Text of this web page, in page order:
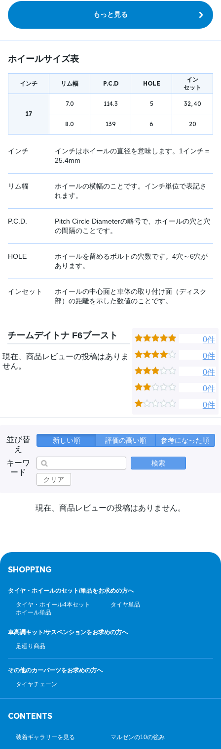
もっと見る
ホイールサイズ表
インチ リム幅 P.C.D HOLE
イン
セット
17
7.0 114.3 5 32, 40
8.0 139 6 20
インチ
インチはホイールの直径を意味します。1インチ＝
25.4mm
リム幅
ホイールの横幅のことです。インチ単位で表記さ
れます。
P.C.D.
Pitch Circle Diameterの略号で、ホイールの穴と穴
の間隔のことです。
HOLE
ホイールを留めるボルトの穴数です。4穴～6穴が
あります。
インセット
ホイールの中心面と車体の取り付け面（ディスク
部）の距離を示した数値のことです。
チームデイトナ F6ブースト
現在、商品レビューの投稿はありま
せん。
0件
0件
0件
0件
0件
並び替
え
新しい順 評価の高い順 参考になった順
キーワ
ード
検索
クリア
現在、商品レビューの投稿はありません。
SHOPPING
タイヤ・ホイールのセット/単品をお求めの方へ
タイヤ・ホイール4本セット
タイヤ単品
ホイール単品
車高調キット/サスペンションをお求めの方へ
足廻り商品
その他のカーパーツをお求めの方へ
タイヤチェーン
CONTENTS
装着ギャラリーを見る マルゼンの10の強み